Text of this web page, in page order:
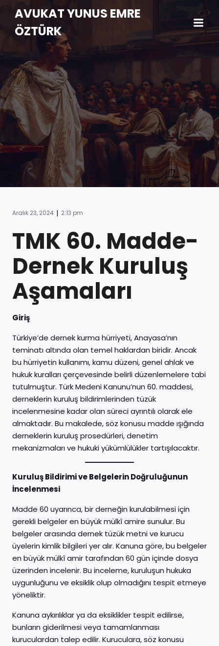
AVUKAT YUNUS EMRE
ÖZTÜRK
Aralık 23, 2024 | 2:13 pm
TMK 60. Madde-
Dernek Kuruluş
Aşamaları
Giriş
Türkiye’de dernek kurma hürriyeti, Anayasa’nın
teminatı altında olan temel haklardan biridir. Ancak
bu hürriyetin kullanımı, kamu düzeni, genel ahlak ve
hukuk kuralları çerçevesinde belirli düzenlemelere tabi
tutulmuştur. Türk Medeni Kanunu’nun 60. maddesi,
derneklerin kuruluş bildirimlerinden tüzük
incelenmesine kadar olan süreci ayrıntılı olarak ele
almaktadır. Bu makalede, söz konusu madde ışığında
derneklerin kuruluş prosedürleri, denetim
mekanizmaları ve hukuki yükümlülükler tartışılacaktır.
Kuruluş Bildirimi ve Belgelerin Doğruluğunun
İncelenmesi
Madde 60 uyarınca, bir derneğin kurulabilmesi için
gerekli belgeler en büyük mülkî amire sunulur. Bu
belgeler arasında dernek tüzük metni ve kurucu
üyelerin kimlik bilgileri yer alır. Kanuna göre, bu belgeler
en büyük mülkî amir tarafından 60 gün içinde dosya
üzerinden incelenir. Bu inceleme, kuruluşun hukuka
uygunluğunu ve eksiklik olup olmadığını tespit etmeye
yöneliktir.
Kanuna aykırılıklar ya da eksiklikler tespit edilirse,
bunların giderilmesi veya tamamlanması
kuruculardan talep edilir. Kuruculara, söz konusu